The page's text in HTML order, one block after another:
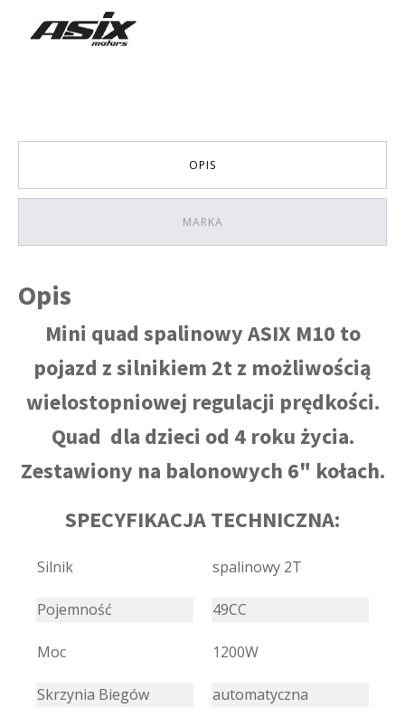
CZARNO-
ZIELONY
OPIS
MARKA
Opis
Mini quad spalinowy ASIX M10 to
pojazd z silnikiem 2t z możliwością
wielostopniowej regulacji prędkości.
Quad dla dzieci od 4 roku życia.
Zestawiony na balonowych 6" kołach.
SPECYFIKACJA TECHNICZNA:
Silnik spalinowy 2T
Pojemność 49CC
Moc 1200W
Skrzynia Biegów automatyczna